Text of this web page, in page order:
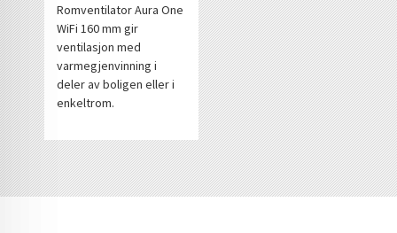
Romventilator Aura One
WiFi 160 mm gir
ventilasjon med
varmegjenvinning i
deler av boligen eller i
enkeltrom.